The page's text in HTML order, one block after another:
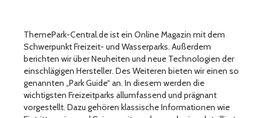
ThemePark-Central.de ist ein Online Magazin mit dem
Schwerpunkt Freizeit- und Wasserparks. Außerdem
berichten wir über Neuheiten und neue Technologien der
einschlägigen Hersteller. Des Weiteren bieten wir einen so
genannten „Park Guide“ an. In diesem werden die
wichtigsten Freizeitparks allumfassend und prägnant
vorgestellt. Dazu gehören klassische Informationen wie